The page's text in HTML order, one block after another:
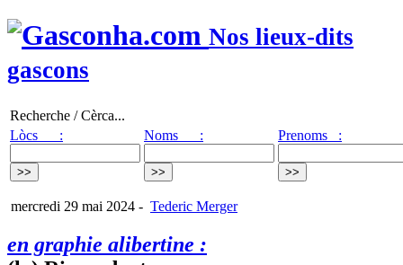
Nos lieux-dits
gascons
Recherche / Cèrca...
Lòcs :
Noms : Prenoms :
mercredi 29 mai 2024 - Tederic Merger
en graphie alibertine :